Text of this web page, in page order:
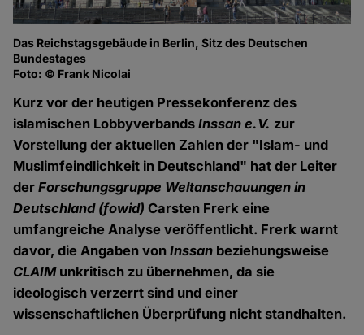
Das Reichstagsgebäude in Berlin, Sitz des Deutschen
Bundestages
Foto: © Frank Nicolai
Kurz vor der heutigen Pressekonferenz des
islamischen LobbyverbandsInssan e.V. zur
Vorstellung der aktuellen Zahlen der "Islam- und
Muslimfeindlichkeit in Deutschland" hat der Leiter
derForschungsgruppe Weltanschauungen in
Deutschland (fowid)Carsten Frerk eine
umfangreiche Analyse veröffentlicht. Frerk warnt
davor, die Angaben vonInssan beziehungsweise
CLAIMunkritisch zu übernehmen, da sie
ideologisch verzerrt sind und einer
wissenschaftlichen Überprüfung nicht standhalten.